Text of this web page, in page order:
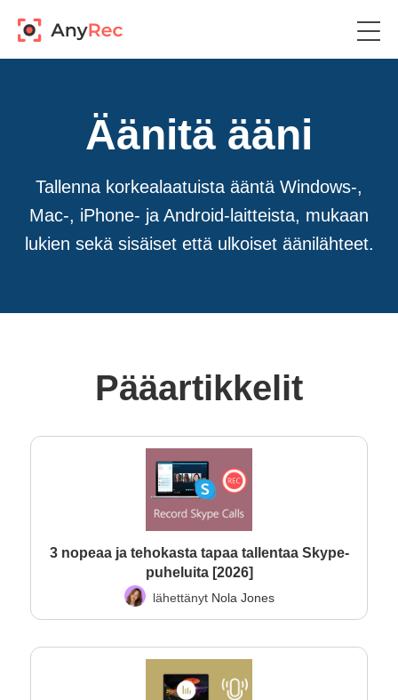
Äänitä ääni
Tallenna korkealaatuista ääntä Windows-,
Mac-, iPhone- ja Android-laitteista, mukaan
lukien sekä sisäiset että ulkoiset äänilähteet.
Pääartikkelit
3 nopeaa ja tehokasta tapaa tallentaa Skype-
puheluita [2026]
lähettänyt Nola Jones